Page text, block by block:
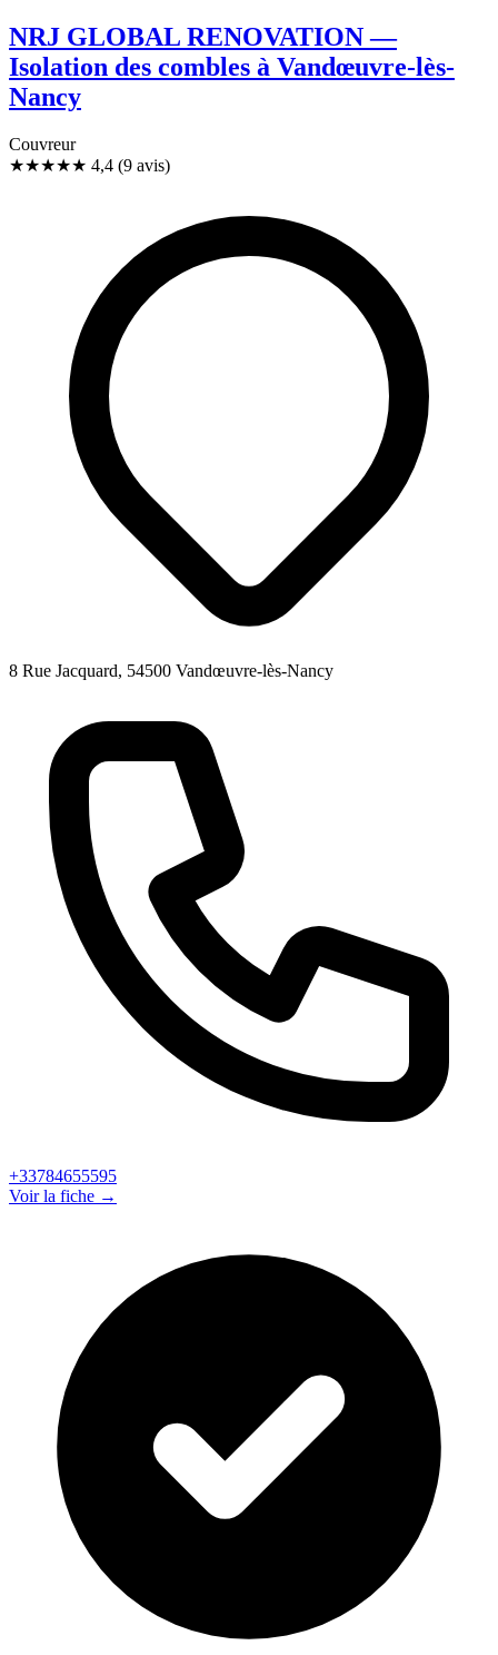
NRJ GLOBAL RENOVATION —
Isolation des combles à Vandœuvre-lès-
Nancy
Couvreur
★★★★★ 4,4 (9 avis)
8 Rue Jacquard, 54500 Vandœuvre-lès-Nancy
+33784655595
Voir la fiche →